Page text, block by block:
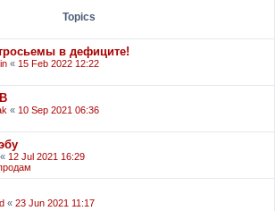
Topics
в дефиците!
« 15 Feb 2022 12:22
« 10 Sep 2021 06:36
« 12 Jul 2021 16:29
« 23 Jun 2021 11:17